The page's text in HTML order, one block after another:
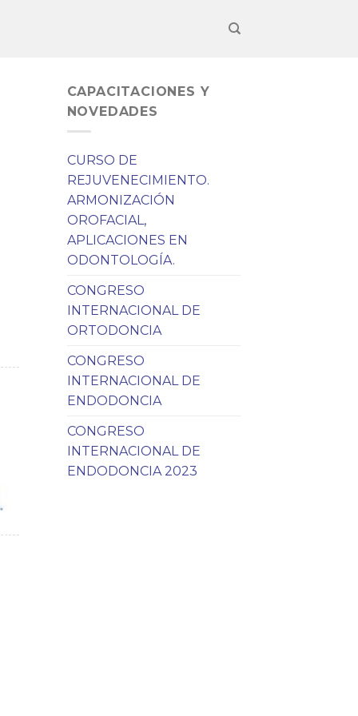
CAPACITACIONES Y
NOVEDADES
CURSO DE
REJUVENECIMIENTO.
ARMONIZACIÓN
OROFACIAL,
APLICACIONES EN
ODONTOLOGÍA.
CONGRESO
INTERNACIONAL DE
ORTODONCIA
CONGRESO
INTERNACIONAL DE
ENDODONCIA
CONGRESO
INTERNACIONAL DE
ENDODONCIA 2023